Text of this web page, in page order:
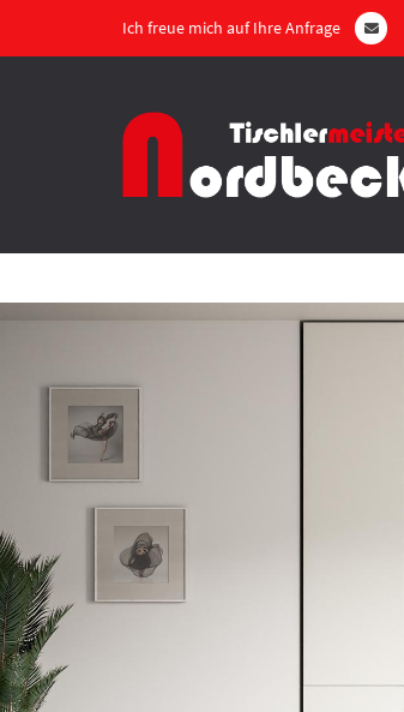
Ich freue mich auf Ihre Anfrage